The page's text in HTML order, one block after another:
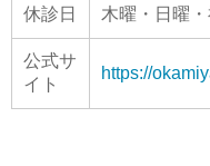
休診日 木曜・日曜・
公式サ
イト
https://